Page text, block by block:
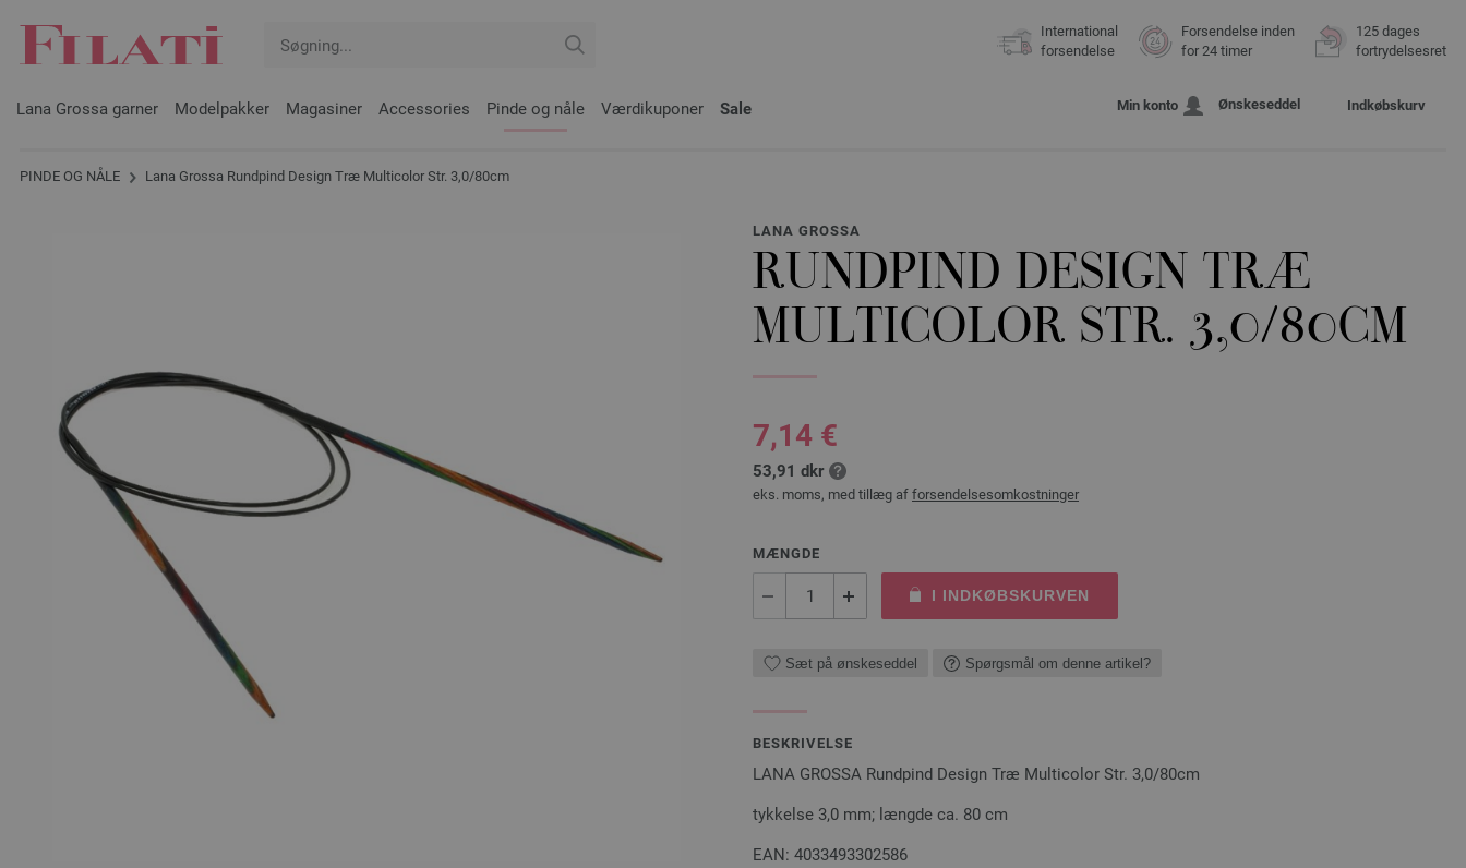
International
forsendelse
Forsendelse inden
for 24 timer
125 dages
fortrydelsesret
Lana Grossa garner Modelpakker Magasiner Accessories Pinde og nåle Værdikuponer Sale Min konto Ønskeseddel Indkøbskurv
PINDE OG NÅLE Lana Grossa Rundpind Design Træ Multicolor Str. 3,0/80cm
LANA GROSSA
RUNDPIND DESIGN TRÆ
MULTICOLOR STR. 3,0/80CM
7,14 €
53,91 dkr
eks. moms, med tillæg af forsendelsesomkostninger
MÆNGDE
I INDKØBSKURVEN
Sæt på ønskeseddel Spørgsmål om denne artikel?
BESKRIVELSE
LANA GROSSA Rundpind Design Træ Multicolor Str. 3,0/80cm
tykkelse 3,0 mm; længde ca. 80 cm
EAN: 4033493302586